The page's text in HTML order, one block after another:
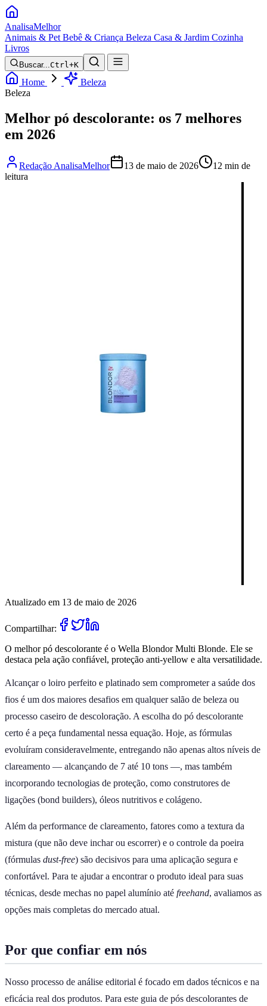
AnalisaMelhor
Animais & Pet Bebê & Criança Beleza Casa & Jardim Cozinha
Livros
Buscar...Ctrl+K
Home
Beleza
Beleza
Melhor pó descolorante: os 7 melhores
em 2026
Redação AnalisaMelhor 13 de maio de 2026
12 min de
leitura
Atualizado em 13 de maio de 2026
Compartilhar:
O melhor pó descolorante é o Wella Blondor Multi Blonde. Ele se
destaca pela ação confiável, proteção anti-yellow e alta versatilidade.
Alcançar o loiro perfeito e platinado sem comprometer a saúde dos
fios é um dos maiores desafios em qualquer salão de beleza ou
processo caseiro de descoloração. A escolha do pó descolorante
certo é a peça fundamental nessa equação. Hoje, as fórmulas
evoluíram consideravelmente, entregando não apenas altos níveis de
clareamento — alcançando de 7 até 10 tons —, mas também
incorporando tecnologias de proteção, como construtores de
ligações (bond builders), óleos nutritivos e colágeno.
Além da performance de clareamento, fatores como a textura da
mistura (que não deve inchar ou escorrer) e o controle da poeira
(fórmulas dust-free) são decisivos para uma aplicação segura e
confortável. Para te ajudar a encontrar o produto ideal para suas
técnicas, desde mechas no papel alumínio até freehand, avaliamos as
opções mais completas do mercado atual.
Por que confiar em nós
Nosso processo de análise editorial é focado em dados técnicos e na
eficácia real dos produtos. Para este guia de pós descolorantes de